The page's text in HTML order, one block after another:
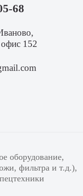
68
152
оборудование,
фильтра и т.д.),